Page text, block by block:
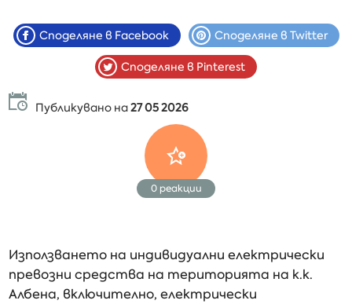
Споделяне в Facebook Споделяне в Twitter
Споделяне в Pinterest
Публикувано на27 05 2026
0реакции
Използването на индивидуални електрически
превозни средства на територията на к.к.
Албена, включително, електрически